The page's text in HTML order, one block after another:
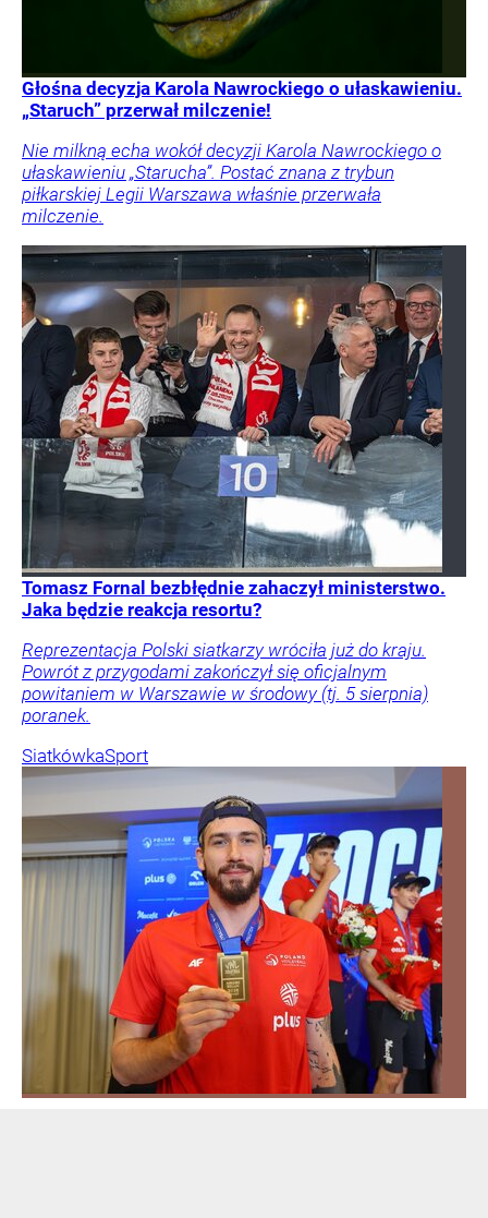
Głośna decyzja Karola Nawrockiego o ułaskawieniu.
„Staruch” przerwał milczenie!
Nie milkną echa wokół decyzji Karola Nawrockiego o
ułaskawieniu „Starucha”. Postać znana z trybun
piłkarskiej Legii Warszawa właśnie przerwała
milczenie.
Tomasz Fornal bezbłędnie zahaczył ministerstwo.
Jaka będzie reakcja resortu?
Reprezentacja Polski siatkarzy wróciła już do kraju.
Powrót z przygodami zakończył się oficjalnym
powitaniem w Warszawie w środowy (tj. 5 sierpnia)
poranek.
SiatkówkaSport